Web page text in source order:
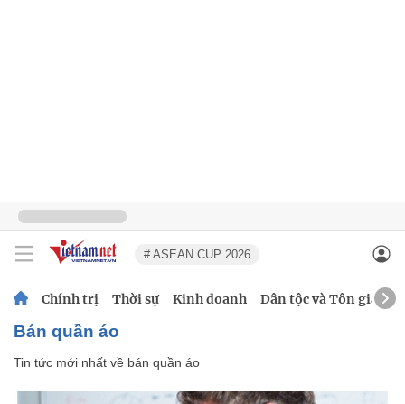
# ASEAN CUP 2026
Chính trị Thời sự Kinh doanh Dân tộc và Tôn giáo
bán quần áo
Tin tức mới nhất về bán quần áo